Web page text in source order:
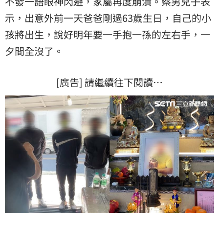
示，出意外前一天爸爸剛過63歲生日，自己的小
孩將出生，說好明年要一手抱一孫的左右手，一
夕間全沒了。
[廣告] 請繼續往下閱讀…